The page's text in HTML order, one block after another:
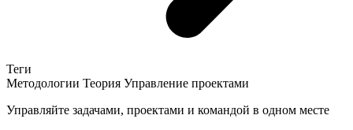
Теги
Методологии Теория Управление проектами
Управляйте задачами, проектами и командой в одном месте